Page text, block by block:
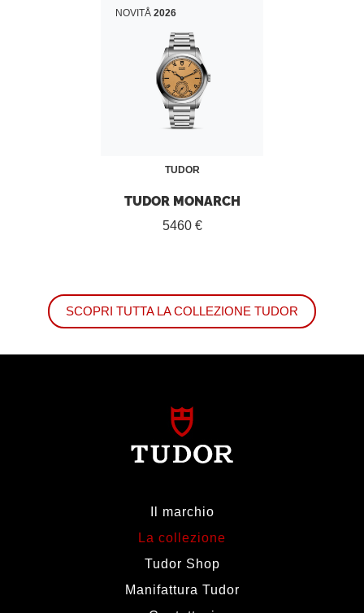
NOVITÅ 2026
TUDOR
TUDOR MONARCH
5460 €
SCOPRI TUTTA LA COLLEZIONE TUDOR
Il marchio
La collezione
Tudor Shop
Manifattura Tudor